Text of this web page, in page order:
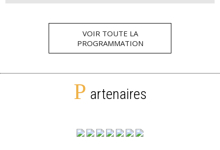
VOIR TOUTE LA
PROGRAMMATION
P artenaires